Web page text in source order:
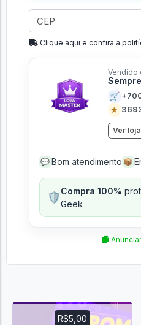
Clique aqui e confira a
Vendido
🛒
★
Ver loja
💬 Bom atendimento 📦
🛡️Compra 100%
Geek
R$5,00